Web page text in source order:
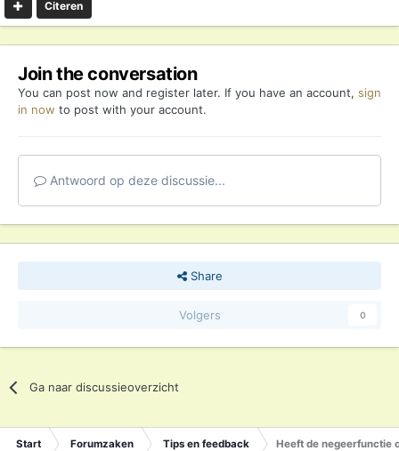
Citeren
Join the conversation
You can post now and register later. If you have an account, sign
in now to post with your account.
Antwoord op deze discussie...
Share
Volgers 0
Ga naar discussieoverzicht
Start Forumzaken Tips en feedback Heeft de negeerfunctie